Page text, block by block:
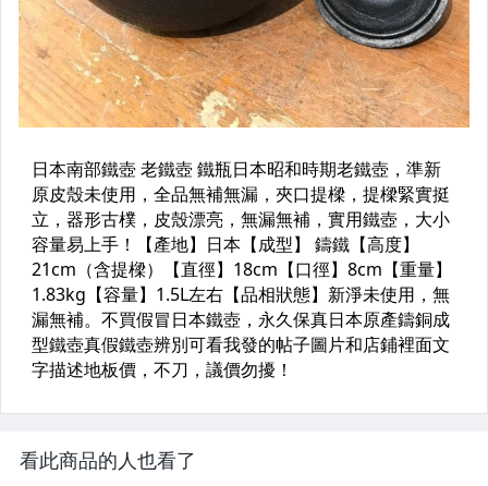
看此商品的人也看了